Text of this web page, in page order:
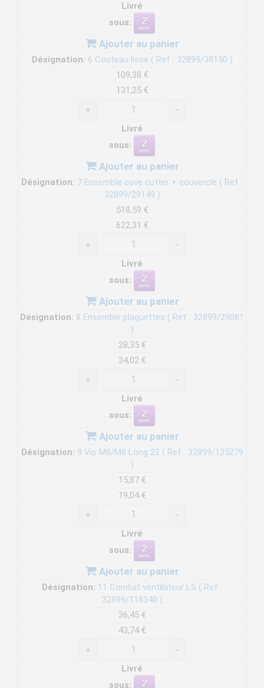
Livré
sous:
Ajouter au panier
Désignation: 6 Couteau lisse ( Ref : 32899/38150 )
109,38 €
131,25 €
+ -
Livré
sous:
Ajouter au panier
Désignation: 7 Ensemble cuve cutter + couvercle ( Ref :
32899/29149 )
518,59 €
622,31 €
+ -
Livré
sous:
Ajouter au panier
Désignation: 8 Ensemble plaquettes ( Ref : 32899/29081
)
28,35 €
34,02 €
+ -
Livré
sous:
Ajouter au panier
Désignation: 9 Vis M6/M8 Long 22 ( Ref : 32899/125279
)
15,87 €
19,04 €
+ -
Livré
sous:
Ajouter au panier
Désignation: 11 Conduit ventilateur LS ( Ref :
32899/118340 )
36,45 €
43,74 €
+ -
Livré
sous: